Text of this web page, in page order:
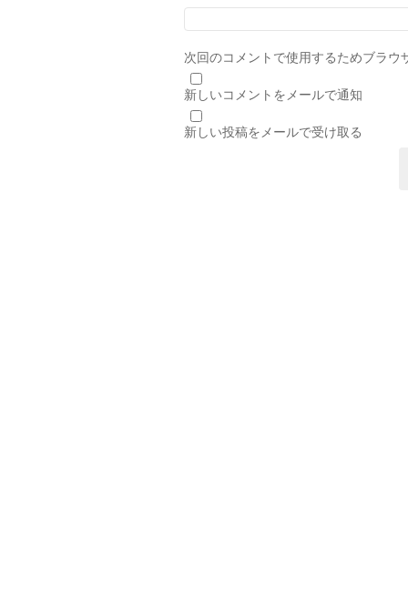
次回のコメントで使用するためブラ
新しいコメントをメールで通知
新しい投稿をメールで受け取る